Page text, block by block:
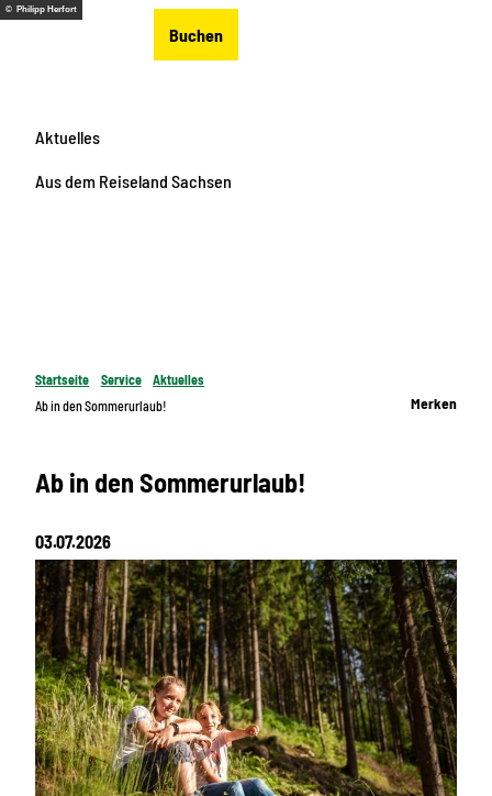
Z
Buchen
© Philipp Herfort
Aktuelles
Aus dem Reiseland Sachsen
Startseite Service
Aktuelles
Ab in den Sommerurlaub!
Merken
Ab in den Sommerurlaub!
03.07.2026